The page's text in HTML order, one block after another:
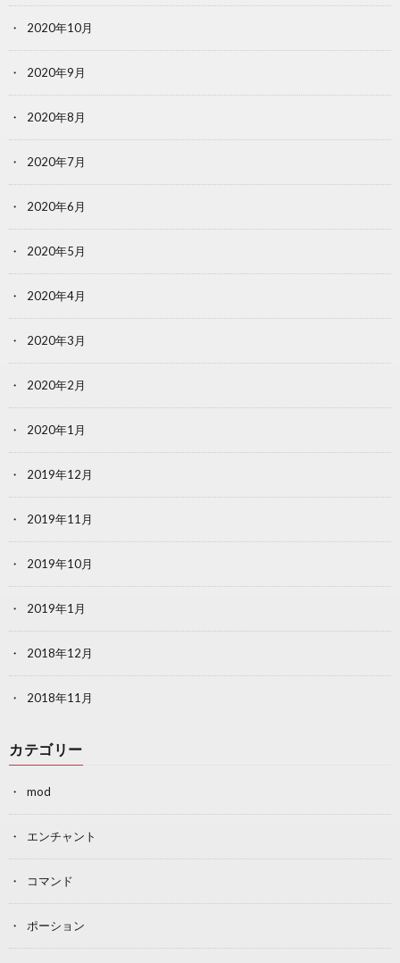
2020年10月
2020年9月
2020年8月
2020年7月
2020年6月
2020年5月
2020年4月
2020年3月
2020年2月
2020年1月
2019年12月
2019年11月
2019年10月
2019年1月
2018年12月
2018年11月
カテゴリー
mod
エンチャント
コマンド
ポーション